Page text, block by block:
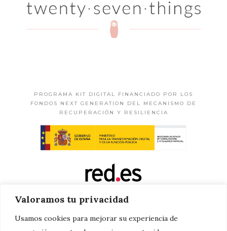
Valoramos tu privacidad
Usamos cookies para mejorar su experiencia de
PROGRAMA KIT DIGITAL FINANCIADO POR LOS
FONDOS NEXT GENERATION DEL MECANISMO DE
RECUPERACIÓN Y RESILIENCIA